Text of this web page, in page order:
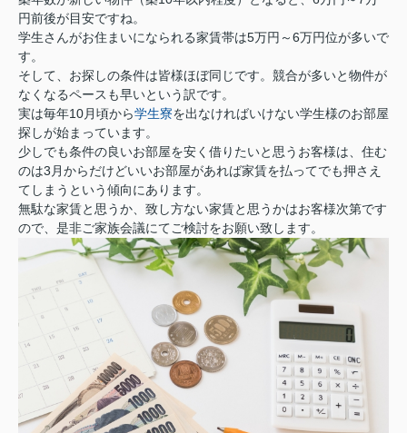
円前後が目安ですね。
学生さんがお住まいになられる家賃帯は5万円～6万円位が多いで
す。
そして、お探しの条件は皆様ほぼ同じです。競合が多いと物件が
なくなるペースも早いという訳です。
実は毎年10月頃から学生寮を出なければいけない学生様のお部屋
探しが始まっています。
少しでも条件の良いお部屋を安く借りたいと思うお客様は、住む
のは3月からだけどいいお部屋があれば家賃を払ってでも押さえ
てしまうという傾向にあります。
無駄な家賃と思うか、致し方ない家賃と思うかはお客様次第です
ので、是非ご家族会議にてご検討をお願い致します。